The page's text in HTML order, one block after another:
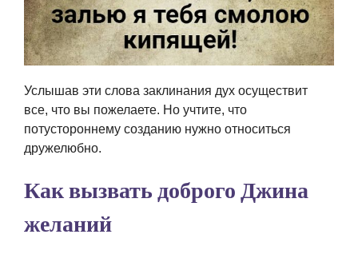
Услышав эти слова заклинания дух осуществит
все, что вы пожелаете. Но учтите, что
потустороннему созданию нужно относиться
дружелюбно.
Как вызвать доброго Джина
желаний